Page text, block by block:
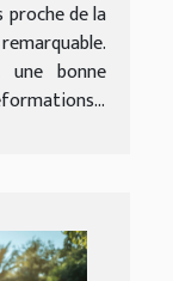
de la
une bonne